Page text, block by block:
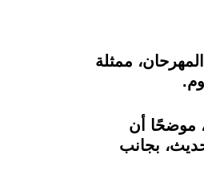
ممثلة
موضحًا أن
بجانب